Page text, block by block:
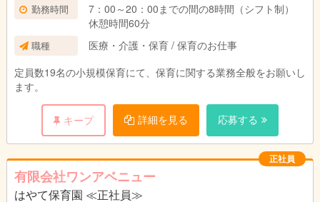
勤務時間
7：00～20：00までの間の8時間（シフト制）
休憩時間60分
職種
医療・介護・保育 / 保育のお仕事
定員数19名の小規模保育にて、保育に関する業務全般をお願いし
ます。
キープ 詳細を見る 応募する
正社員
有限会社ワンアベニュー
はやて保育園 ≪正社員≫